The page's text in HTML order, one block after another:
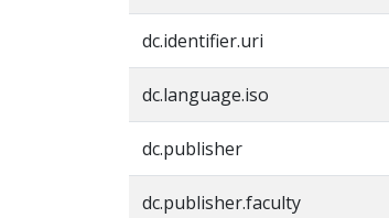
dc.identifier.uri
dc.language.iso
dc.publisher
dc.publisher.faculty